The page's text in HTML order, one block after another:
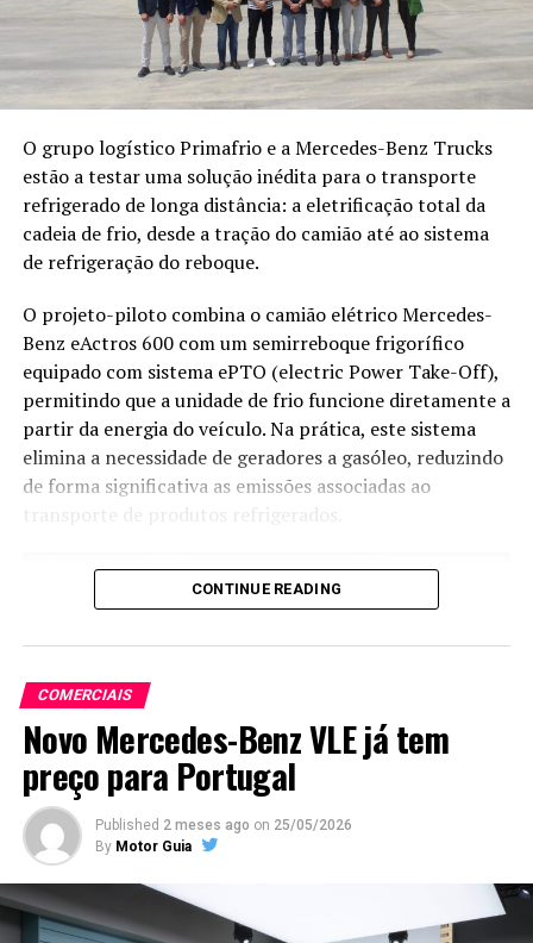
O grupo logístico Primafrio e a Mercedes-Benz Trucks
estão a testar uma solução inédita para o transporte
refrigerado de longa distância: a eletrificação total da
cadeia de frio, desde a tração do camião até ao sistema
de refrigeração do reboque.
O projeto-piloto combina o camião elétrico Mercedes-
Benz eActros 600 com um semirreboque frigorífico
equipado com sistema ePTO (electric Power Take-Off),
permitindo que a unidade de frio funcione diretamente a
partir da energia do veículo. Na prática, este sistema
elimina a necessidade de geradores a gasóleo, reduzindo
de forma significativa as emissões associadas ao
transporte de produtos refrigerados.
Apresentada em Alhama de Murcia, sede da Primafrio,
esta iniciativa representa um passo importante na
CONTINUE READING
COMERCIAIS
Novo Mercedes-Benz VLE já tem
preço para Portugal
Published 2 meses ago on 25/05/2026
By Motor Guia